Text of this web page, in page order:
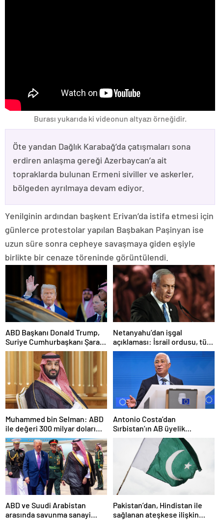
Burası yukarıda ki videonun altyazı örneğidir.
Öte yandan Dağlık Karabağ’da çatışmaları sona
erdiren anlaşma gereği Azerbaycan’a ait
topraklarda bulunan Ermeni siviller ve askerler,
bölgeden ayrılmaya devam ediyor.
Yenilginin ardından başkent Erivan’da istifa etmesi için
günlerce protestolar yapılan Başbakan Paşinyan ise
uzun süre sonra cepheye savaşmaya giden eşiyle
birlikte bir cenaze töreninde görüntülendi.
ABD Başkanı Donald Trump,
Suriye Cumhurbaşkanı Şara
ile görüşecek
Netanyahu’dan işgal
açıklaması: İsrail ordusu, tüm
gücüyle Gazze’ye girecek
Muhammed bin Selman: ABD
ile değeri 300 milyar doları
aşan anlaşmalar imzaladık
Antonio Costa’dan
Sırbistan’ın AB üyelik
sürecine ilişkin açıklama
ABD ve Suudi Arabistan
arasında savunma sanayi
Pakistan’dan, Hindistan ile
sağlanan ateşkese ilişkin